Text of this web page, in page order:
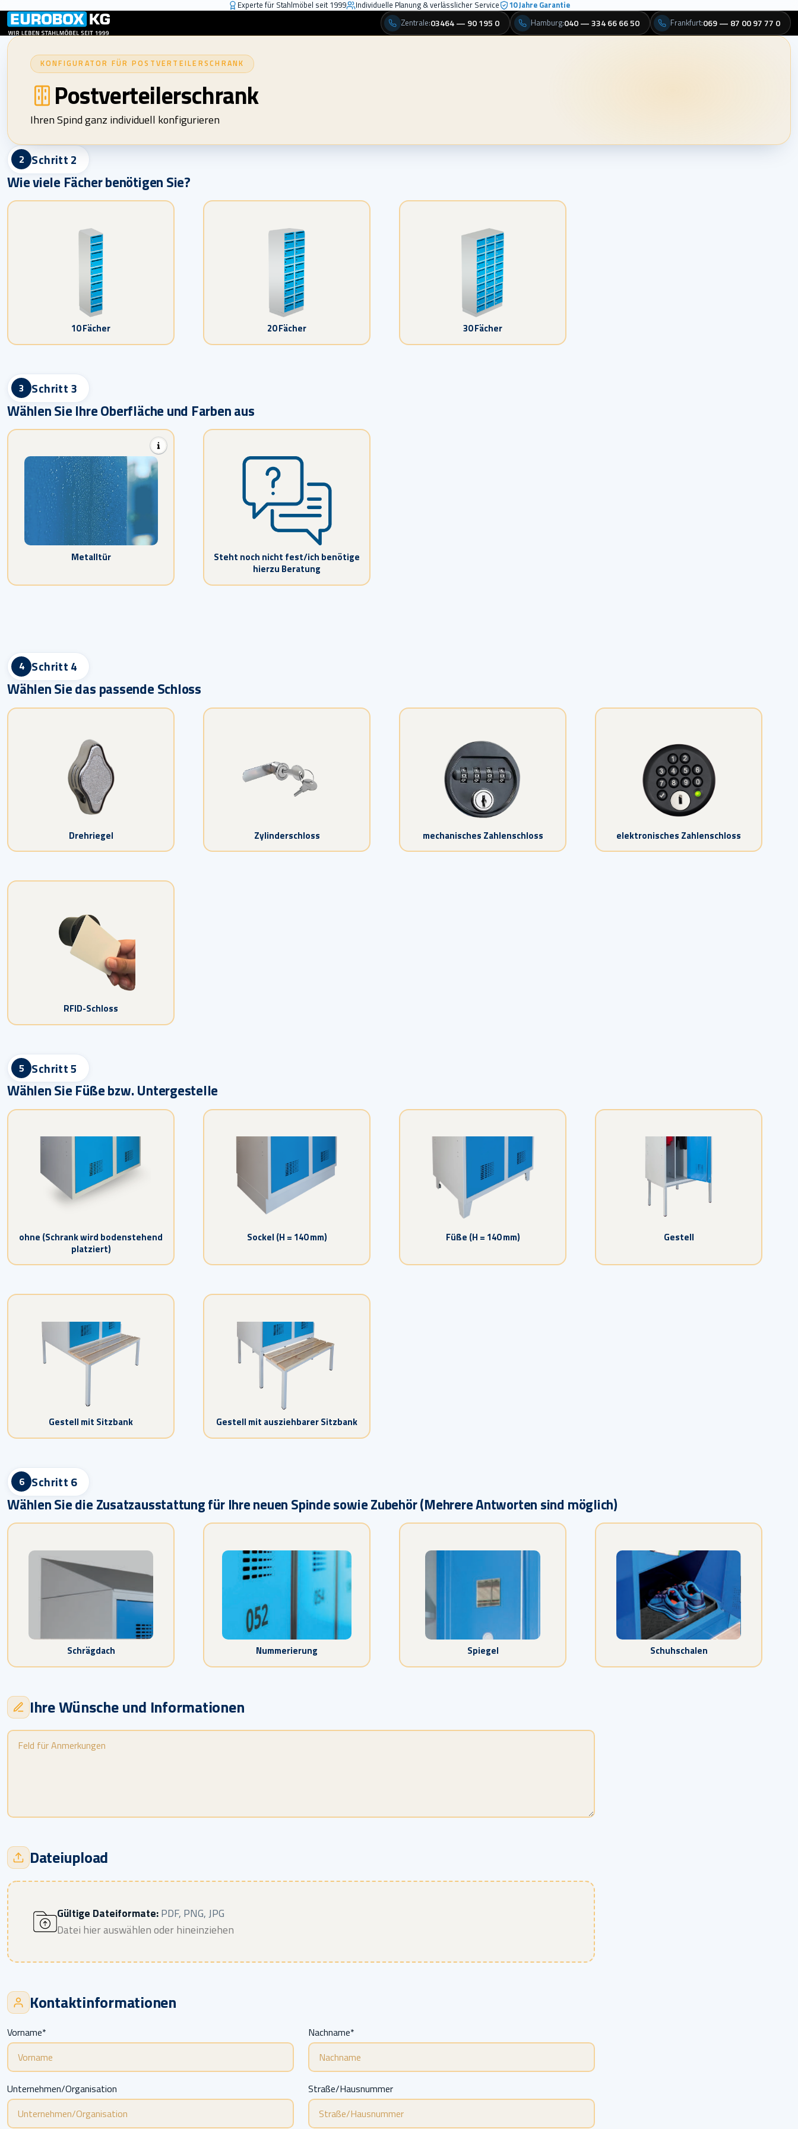
Experte für Stahlmöbel seit 1999 Individuelle Planung & verlässlicher Service
10 Jahre Garantie
Zentrale 03464 — 90 195 0 Hamburg 040 — 334 66 66 50 Frankfurt069 — 87 00 97 77 0
KONFIGURATOR FÜR POSTVERTEILERSCHRANK
Postverteilerschrank
Ihren Spind ganz individuell konfigurieren
2 Schritt 2
Wie viele Fächer benötigen Sie?
10 Fächer 20 Fächer 30 Fächer
3 Schritt 3
Wählen Sie Ihre Oberfläche und Farben aus
Metalltür
Steht noch nicht fest/ich benötige
hierzu Beratung
4 Schritt 4
Wählen Sie das passende Schloss
Drehriegel Zylinderschloss mechanisches Zahlenschloss elektronisches Zahlenschloss
RFID-Schloss
5 Schritt 5
Wählen Sie Füße bzw. Untergestelle
ohne (Schrank wird bodenstehend
platziert)
Sockel (H = 140 mm) Füße (H = 140 mm) Gestell
Gestell mit Sitzbank Gestell mit ausziehbarer Sitzbank
6 Schritt 6
Wählen Sie die Zusatzausstattung für Ihre neuen Spinde sowie Zubehör (Mehrere Antworten sind möglich)
Schrägdach Nummerierung Spiegel Schuhschalen
Ihre Wünsche und Informationen
Dateiupload
Gültige Dateiformate:PDF, PNG, JPG
Datei hier auswählen oder hineinziehen
Kontaktinformationen
Vorname* Nachname*
Unternehmen/Organisation Straße/Hausnummer